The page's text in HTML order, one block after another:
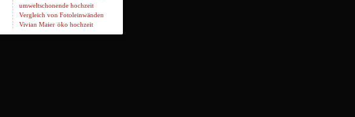
umweltschonende hochzeit
Vergleich von Fotoleinwänden
Vivian Maier öko hochzeit